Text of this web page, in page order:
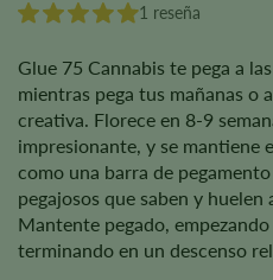
1 reseña
Glue 75 Cannabis te pega a
mientras pega tus mañanas o
creativa. Florece en 8-9
impresionante, y se mantiene
como una barra de
pegajosos que saben y
Mantente pegado,
terminando en un descenso